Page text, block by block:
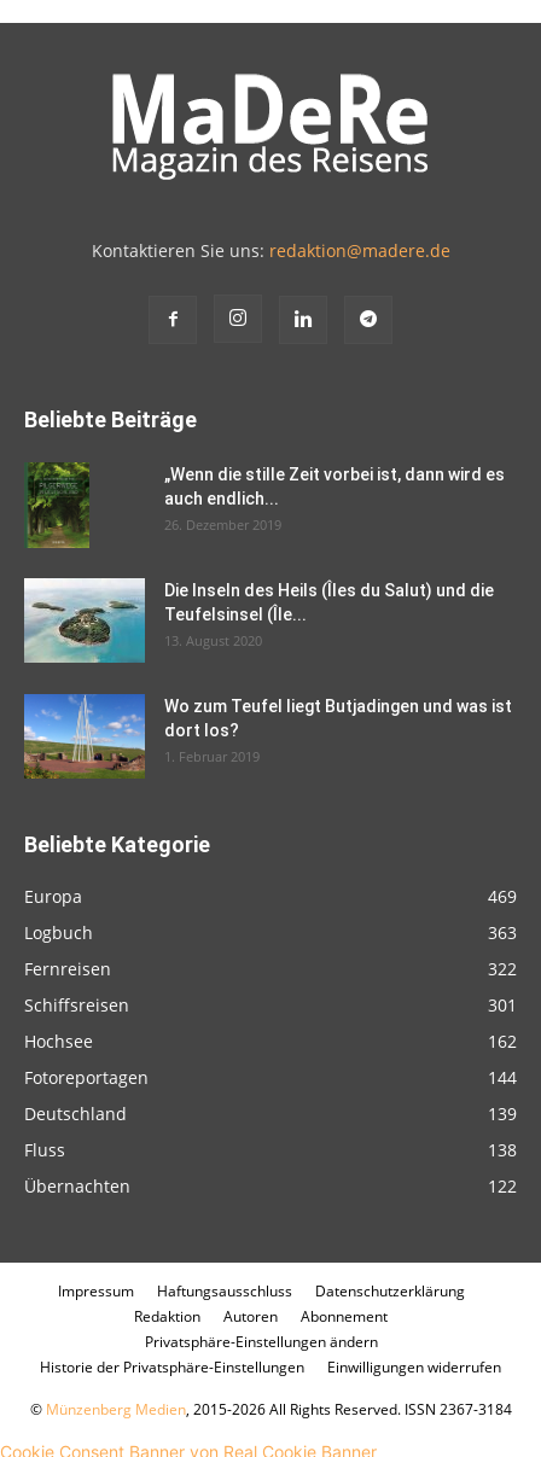
Kontaktieren Sie uns: redaktion@madere.de
Beliebte Beiträge
„Wenn die stille Zeit vorbei ist, dann wird es
auch endlich...
26. Dezember 2019
Die Inseln des Heils (Îles du Salut) und die
Teufelsinsel (Île...
13. August 2020
Wo zum Teufel liegt Butjadingen und was ist
dort los?
1. Februar 2019
Beliebte Kategorie
Europa
469
Logbuch
363
Fernreisen
322
Schiffsreisen
301
Hochsee
162
Fotoreportagen
144
Deutschland
139
Fluss
138
Übernachten
122
Impressum Haftungsausschluss
Datenschutzerklärung
Redaktion
Autoren
Abonnement
Privatsphäre-Einstellungen ändern
Historie der Privatsphäre-Einstellungen
Einwilligungen widerrufen
© Münzenberg Medien, 2015-2026 All Rights Reserved. ISSN 2367-3184
Cookie Consent Banner von Real Cookie Banner